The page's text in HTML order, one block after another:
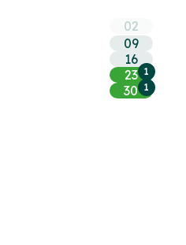
02
09
16
23 1
30 1